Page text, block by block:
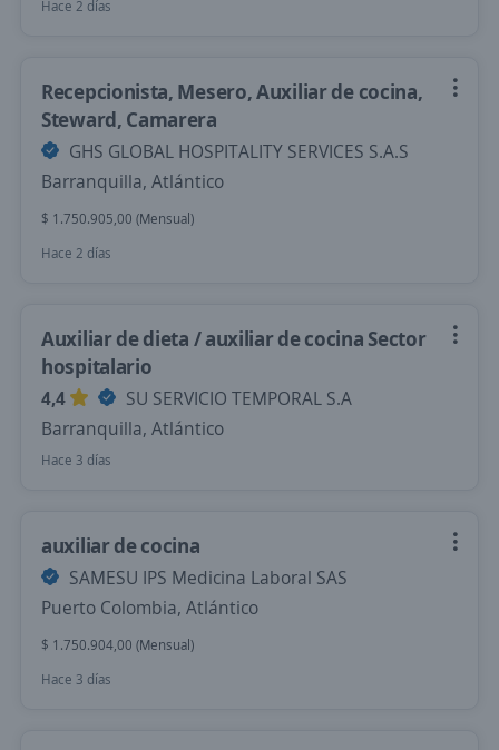
Hace 2 días
Recepcionista, Mesero, Auxiliar de cocina,
Steward, Camarera
GHS GLOBAL HOSPITALITY SERVICES S.A.S
Barranquilla, Atlántico
$ 1.750.905,00 (Mensual)
Hace 2 días
Auxiliar de dieta / auxiliar de cocina Sector
hospitalario
4,4
SU SERVICIO TEMPORAL S.A
Barranquilla, Atlántico
Hace 3 días
auxiliar de cocina
SAMESU IPS Medicina Laboral SAS
Puerto Colombia, Atlántico
$ 1.750.904,00 (Mensual)
Hace 3 días